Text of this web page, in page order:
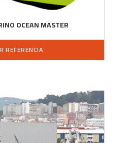
OCEAN MASTER
REFERENCIA